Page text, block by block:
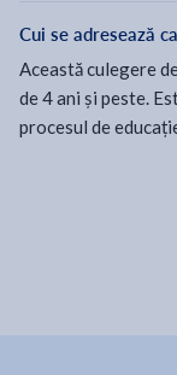
Cui se adresează
Această culegere
de 4 ani și peste.
procesul de